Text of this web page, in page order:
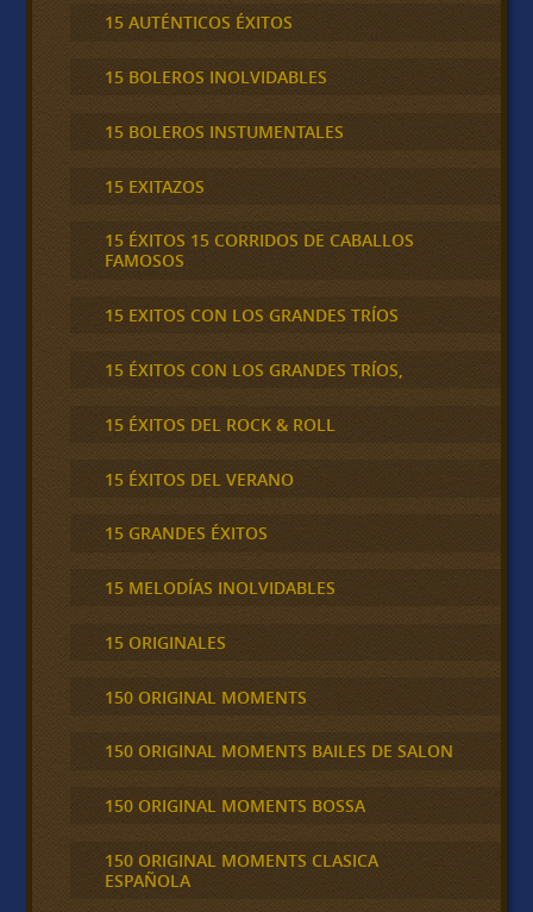
15 AUTÉNTICOS ÉXITOS
15 BOLEROS INOLVIDABLES
15 BOLEROS INSTUMENTALES
15 EXITAZOS
15 ÉXITOS 15 CORRIDOS DE CABALLOS
FAMOSOS
15 EXITOS CON LOS GRANDES TRÍOS
15 ÉXITOS CON LOS GRANDES TRÍOS,
15 ÉXITOS DEL ROCK & ROLL
15 ÉXITOS DEL VERANO
15 GRANDES ÉXITOS
15 MELODÍAS INOLVIDABLES
15 ORIGINALES
150 ORIGINAL MOMENTS
150 ORIGINAL MOMENTS BAILES DE SALON
150 ORIGINAL MOMENTS BOSSA
150 ORIGINAL MOMENTS CLASICA
ESPAÑOLA